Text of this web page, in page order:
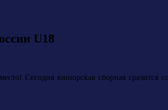
U18
Сегодня юниорская сборная сразится